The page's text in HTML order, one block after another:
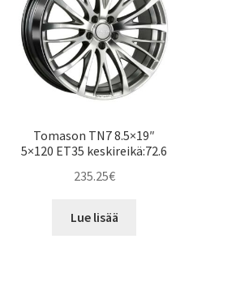
Tomason TN7 8.5×19″
5×120 ET35 keskireikä:72.6
235.25€
Lue lisää